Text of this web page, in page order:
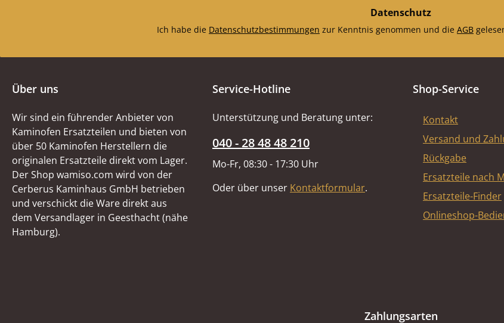
Datenschutz
Ich habe die Datenschutzbestimmungen zur Kenntnis genommen und die AGB
Über uns
Wir sind ein führender Anbieter von
Kaminofen Ersatzteilen und bieten von
über 50 Kaminofen Herstellern die
originalen Ersatzteile direkt vom Lager.
Der Shop wamiso.com wird von der
Cerberus Kaminhaus GmbH betrieben
und verschickt die Ware direkt aus
dem Versandlager in Geesthacht (nähe
Hamburg).
Service-Hotline
Unterstützung und Beratung unter:
040 - 28 48 48 210
Mo-Fr, 08:30 - 17:30 Uhr
Oder über unser Kontaktformular.
Shop-Service
Kontakt
Versand und
Rückgabe
Ersatzteile nach
Ersatzteile-Finder
Onlineshop-
Zahlungsarten